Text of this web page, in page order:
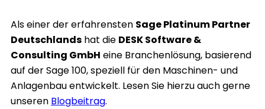
Als einer der erfahrensten Sage Platinum Partner
Deutschlands hat die DESK Software &
Consulting GmbH eine Branchenlösung, basierend
auf der Sage 100, speziell für den Maschinen- und
Anlagenbau entwickelt. Lesen Sie hierzu auch gerne
unseren Blogbeitrag.